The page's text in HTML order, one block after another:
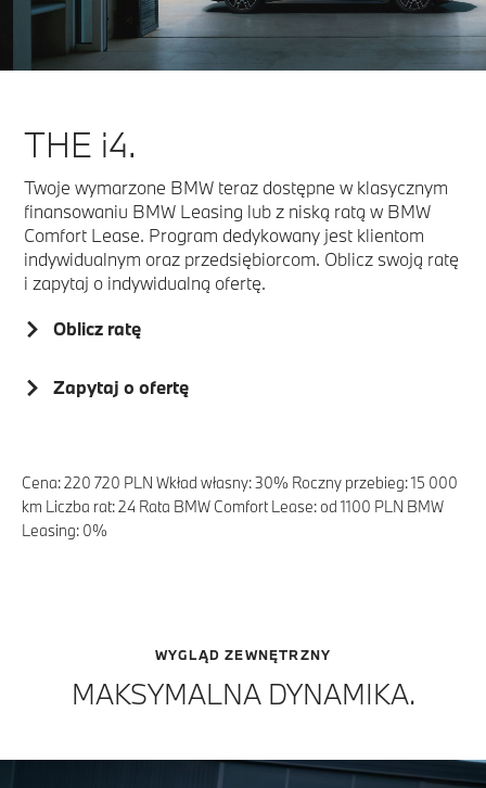
THE i4.
Twoje wymarzone BMW teraz dostępne w klasycznym
finansowaniu BMW Leasing lub z niską ratą w BMW
Comfort Lease. Program dedykowany jest klientom
indywidualnym oraz przedsiębiorcom. Oblicz swoją ratę
i zapytaj o indywidualną ofertę.
Oblicz ratę
Zapytaj o ofertę
Cena: 220 720 PLN Wkład własny: 30% Roczny przebieg: 15 000
km Liczba rat: 24 Rata BMW Comfort Lease: od 1100 PLN BMW
Leasing: 0%
WYGLĄD ZEWNĘTRZNY
MAKSYMALNA DYNAMIKA.